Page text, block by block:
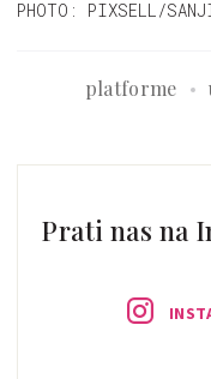
PHOTO: PIXSELL/
platforme
Prati nas na